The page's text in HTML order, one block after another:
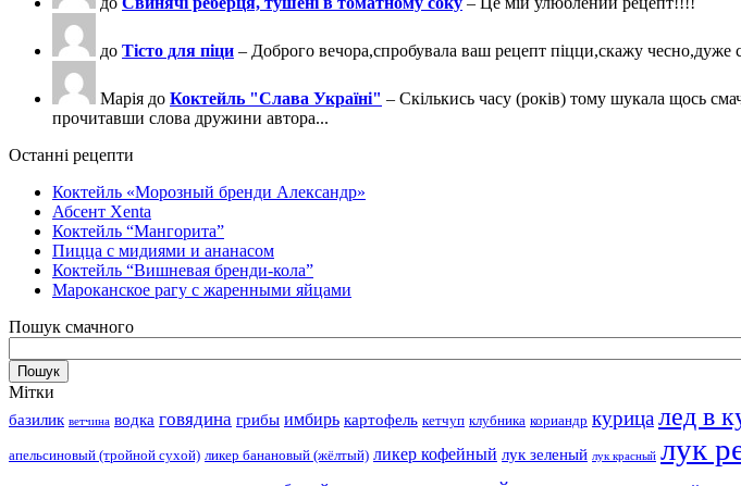
до Тісто для піци – Доброго вечора,спробувала ваш рецепт піцци,скажу
Марія до Коктейль "Слава Україні" – Скількись часу (років) тому шукала щось
прочитавши слова дружини автора...
Останні рецепти
Коктейль «Морозный бренди Александр»
Абсент Xenta
Коктейль “Мангорита”
Пицца с мидиями и ананасом
Коктейль “Вишневая бренди-кола”
Мароканское рагу с жаренными яйцами
Пошук смачного
Мітки
базилик ветчина водка говядина грибы имбирь картофель кетчуп клубника кориандр курицалед в
апельсиновый (тройной сухой) ликер банановый (жёлтый) ликер кофейный лук зеленый лук красный лук